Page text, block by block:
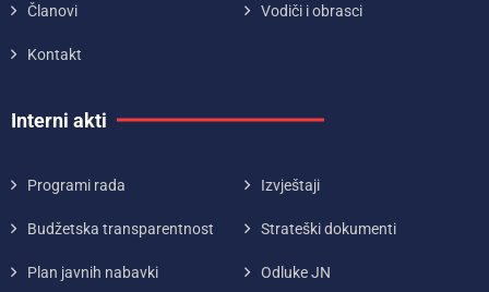
Članovi Vodiči i obrasci
Kontakt
Interni akti
Programi rada Izvještaji
Budžetska transparentnost Strateški dokumenti
Plan javnih nabavki Odluke JN